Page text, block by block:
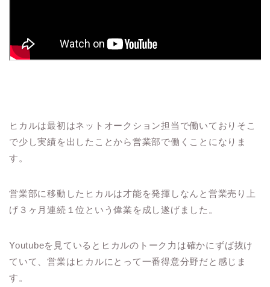
ヒカルは最初はネットオークション担当で働いておりそこ
で少し実績を出したことから営業部で働くことになりま
す。
営業部に移動したヒカルは才能を発揮しなんと営業売り上
げ３ヶ月連続１位という偉業を成し遂げました。
Youtubeを見ているとヒカルのトーク力は確かにずば抜け
ていて、営業はヒカルにとって一番得意分野だと感じま
す。